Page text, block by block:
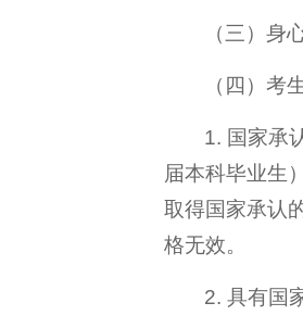
（三）身
（四）考
1. 国家承
届本科毕业生
取得国家承认
格无效。
2. 具有国